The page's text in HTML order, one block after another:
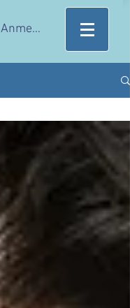
Anmelden